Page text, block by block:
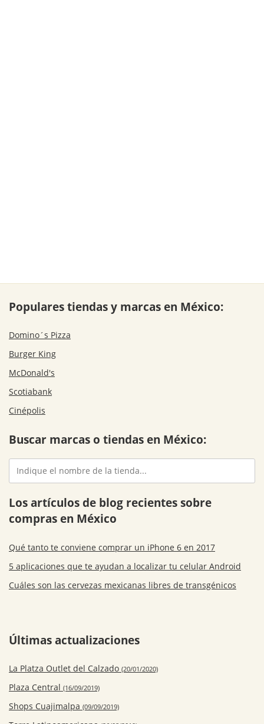
Populares tiendas y marcas en México:
Domino´s Pizza
Burger King
McDonald's
Scotiabank
Cinépolis
Buscar marcas o tiendas en México:
Los artículos de blog recientes sobre
compras en México
Qué tanto te conviene comprar un iPhone 6 en 2017
5 aplicaciones que te ayudan a localizar tu celular Android
Cuáles son las cervezas mexicanas libres de transgénicos
Últimas actualizaciones
La Platza Outlet del Calzado (20/01/2020)
Plaza Central (16/09/2019)
Shops Cuajimalpa (09/09/2019)